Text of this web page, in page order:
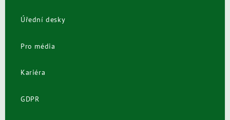
Úřední desky
Pro média
Kariéra
GDPR